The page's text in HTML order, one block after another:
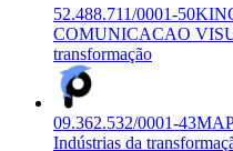
52.488.711/0001-50
COMUNICACAO
transformação
09.362.532/0001-43
Indústrias da